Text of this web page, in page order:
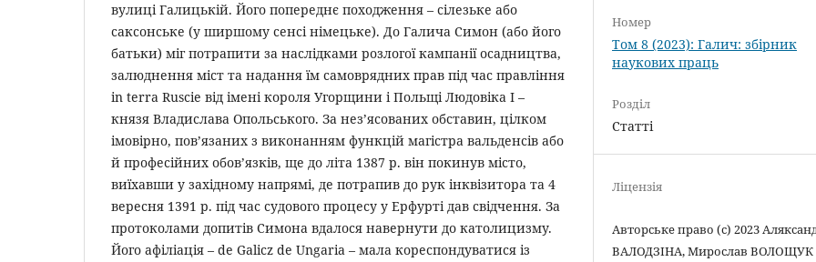
вулиці Галицькій. Його попереднє походження – сілезьке або
саксонське (у ширшому сенсі німецьке). До Галича Симон (або його
батьки) міг потрапити за наслідками розлогої кампанії осадництва,
залюднення міст та надання їм самоврядних прав під час правління
in terra Ruscie від імені короля Угорщини і Польщі Людовіка І –
князя Владислава Опольського. За нез’ясованих обставин, цілком
імовірно, пов’язаних з виконанням функцій магістра вальденсів або
й професійних обов’язків, ще до літа 1387 р. він покинув місто,
виїхавши у західному напрямі, де потрапив до рук інквізитора та 4
вересня 1391 р. під час судового процесу у Ерфурті дав свідчення. За
протоколами допитів Симона вдалося навернути до католицизму.
Його афіліація – de Galicz de Ungaria – мала кореспондуватися із
Номер
Том 8 (2023): Галич: збірник
наукових праць
Розділ
Статті
Ліцензія
Авторське право (c) 2023
ВАЛОДЗІНА, Мирослав ВОЛОЩУК